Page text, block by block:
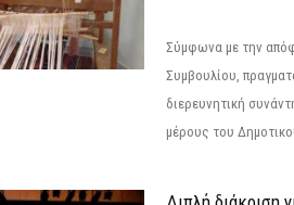
Σύμφωνα με την
Συμβουλίου,
διερευνητική
μέρους του